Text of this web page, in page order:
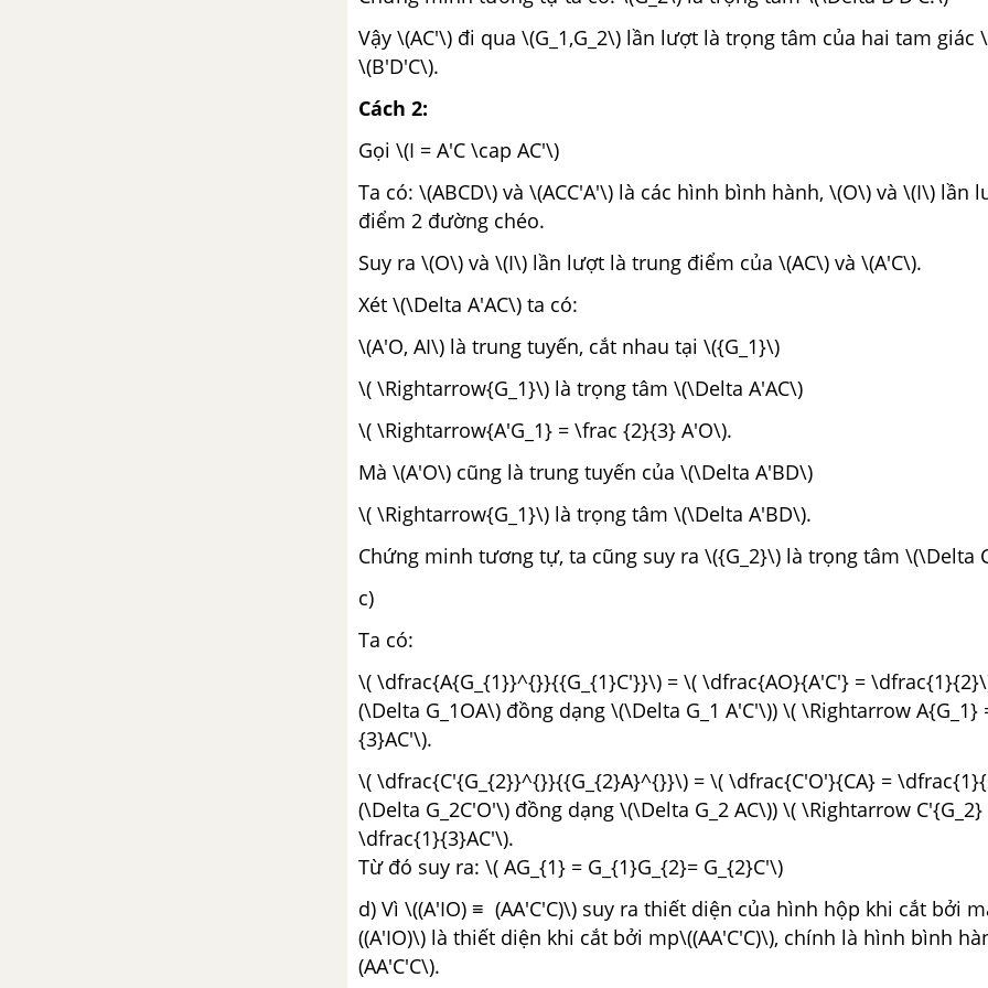
Vậy \(AC'\) đi qua \(G_1,G_2\) lần lượt là trọng tâm của hai tam giác
\(B'D'C\).
Cách 2:
Gọi \(I = A'C \cap AC'\)
Ta có: \(ABCD\) và \(ACC'A'\) là các hình bình hành, \(O\) và \(I\) lần
điểm 2 đường chéo.
Suy ra \(O\) và \(I\) lần lượt là trung điểm của \(AC\) và \(A'C\).
Xét \(\Delta A'AC\) ta có:
\(A'O, AI\) là trung tuyến, cắt nhau tại \({G_1}\)
\( \Rightarrow{G_1}\) là trọng tâm \(\Delta A'AC\)
\( \Rightarrow{A'G_1} = \frac {2}{3} A'O\).
Mà \(A'O\) cũng là trung tuyến của \(\Delta A'BD\)
\( \Rightarrow{G_1}\) là trọng tâm \(\Delta A'BD\).
Chứng minh tương tự, ta cũng suy ra \({G_2}\) là trọng tâm \(\Delta
c)
Ta có:
\( \dfrac{A{G_{1}}^{}}{{G_{1}C'}}\) = \( \dfrac{AO}{A'C'} =
(\Delta G_1OA\) đồng dạng \(\Delta G_1 A'C'\)) \( \Rightarrow
{3}AC'\).
\( \dfrac{C'{G_{2}}^{}}{{G_{2}A}^{}}\) = \( \dfrac{C'O'}{CA} =
(\Delta G_2C'O'\) đồng dạng \(\Delta G_2 AC\)) \( \Rightarrow C'{G_2}
\dfrac{1}{3}AC'\).
Từ đó suy ra: \( AG_{1} = G_{1}G_{2}= G_{2}C'\)
d) Vì \((A'IO) ≡ (AA'C'C)\) suy ra thiết diện của hình hộp khi cắt bởi
((A'IO)\) là thiết diện khi cắt bởi mp\((AA'C'C)\), chính là hình bình
(AA'C'C\).